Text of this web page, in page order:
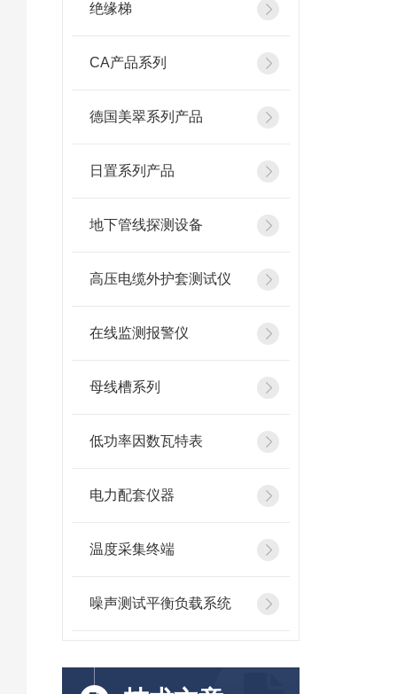
绝缘梯
CA产品系列
德国美翠系列产品
日置系列产品
地下管线探测设备
高压电缆外护套测试仪
在线监测报警仪
母线槽系列
低功率因数瓦特表
电力配套仪器
温度采集终端
噪声测试平衡负载系统